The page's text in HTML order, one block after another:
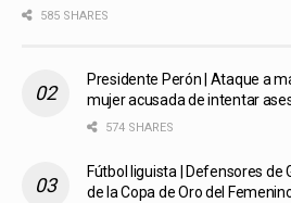
585 SHARES
Presidente Perón | Ataque a
mujer acusada de intentar
574 SHARES
Fútbol liguista | Defensores de
de la Copa de Oro del